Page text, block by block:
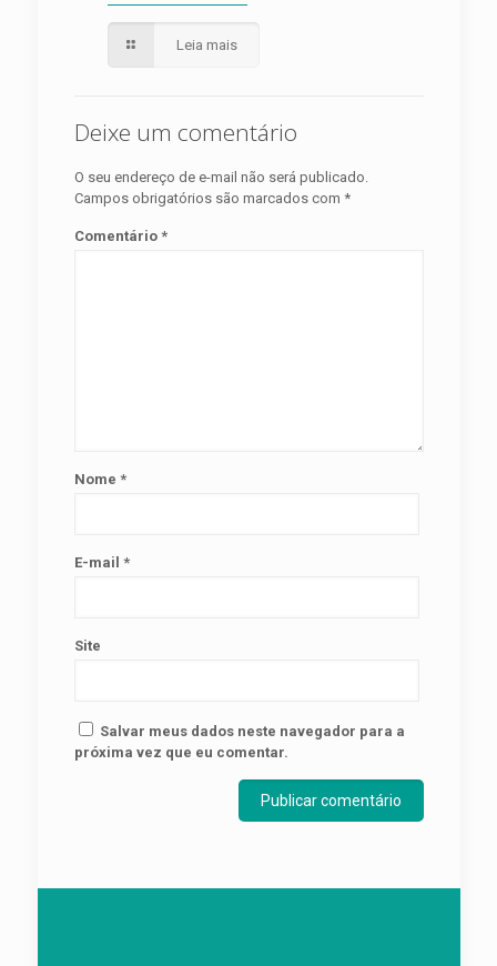
Leia mais
Deixe um comentário
O seu endereço de e-mail não será publicado.
Campos obrigatórios são marcados com *
Comentário *
Nome *
E-mail *
Site
Salvar meus dados neste navegador para a
próxima vez que eu comentar.